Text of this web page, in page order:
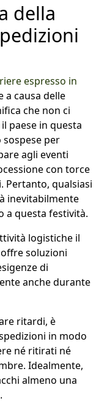
della
espresso in
causa delle
che non ci
paese in questa
per
agli eventi
con torce
Pertanto, qualsiasi
inevitabilmente
questa festività.
logistiche il
soluzioni
di
anche durante
ritardi, è
in modo
né ritirati né
Idealmente,
almeno una